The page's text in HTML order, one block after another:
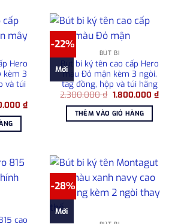
Hero
kèm 3
và túi
₫.
₫Giá
hiện
-22%
Mới
BÚT BI
Bút bi ký tên cao cấp Hero
màu Đỏ mận kèm 3 ngòi,
tag đồng, hộp và túi hãng
2.300.000₫ Giá
là:
2.300.000 ₫.
1.800.000 ₫Giá
hiện
THÊM VÀO GIỎ HÀNG
cao
-28%
Mới